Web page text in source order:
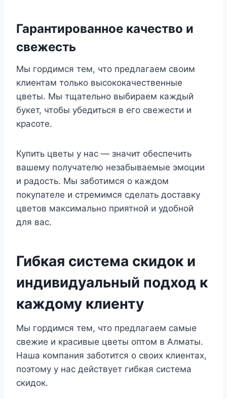
Гарантированное качество и
свежесть
Мы гордимся тем, что предлагаем своим
клиентам только высококачественные
цветы. Мы тщательно выбираем каждый
букет, чтобы убедиться в его свежести и
красоте.
Купить цветы у нас — значит обеспечить
вашему получателю незабываемые эмоции
и радость. Мы заботимся о каждом
покупателе и стремимся сделать доставку
цветов максимально приятной и удобной
для вас.
Гибкая система скидок и
индивидуальный подход к
каждому клиенту
Мы гордимся тем, что предлагаем самые
свежие и красивые цветы оптом в Алматы.
Наша компания заботится о своих клиентах,
поэтому у нас действует гибкая система
скидок.